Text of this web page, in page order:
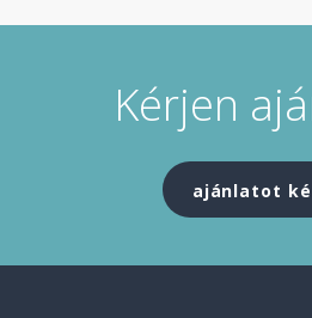
Kérjen
ajánlatot